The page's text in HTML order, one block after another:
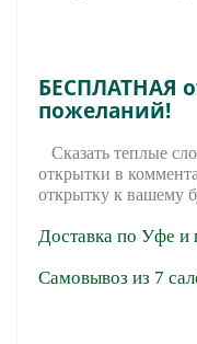
БЕСПЛАТНАЯ
пожеланий!
Сказать теплые
открытки в
открытку к вашему
Доставка по Уфе и
Самовывоз из 7